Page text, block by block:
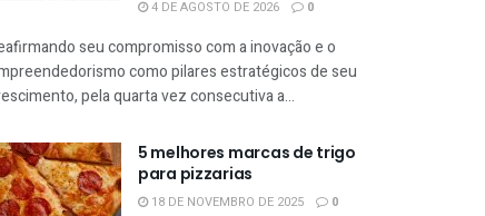
4 DE AGOSTO DE 2026 0
seu compromisso com a inovação e o
como pilares estratégicos de seu
pela quarta vez consecutiva a...
5 melhores marcas de trigo
para pizzarias
18 DE NOVEMBRO DE 2025 0